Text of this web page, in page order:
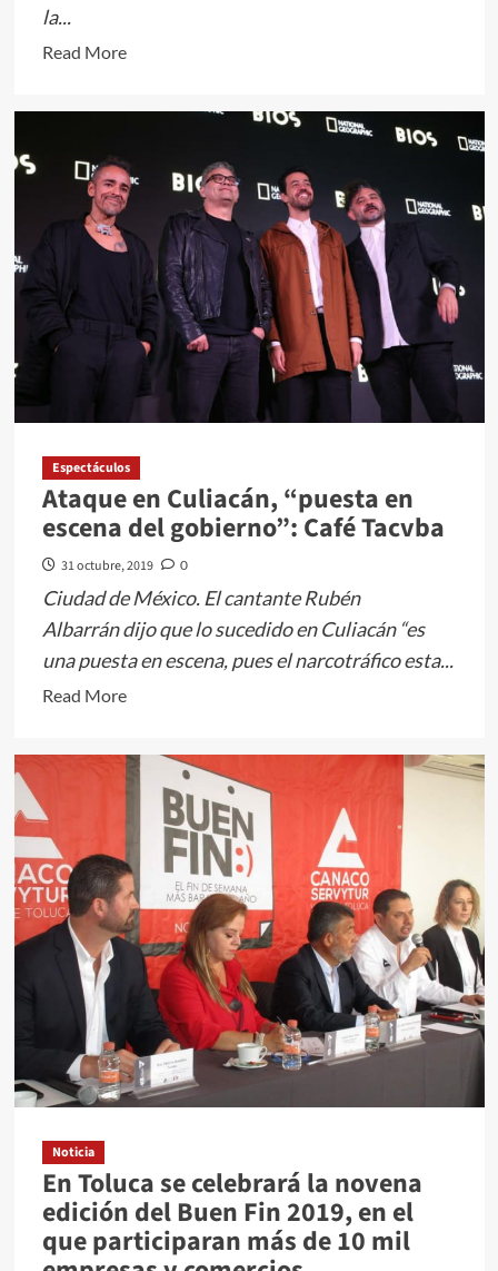
la...
Read MoreRead
about
Y
SANEAMIENTO
TOLUCA
REALIZA
LABORES
DE
LIMPIEZA
DESAZOLVE
TELESECUNDARIA
DE
SANTA
Espectáculos
Ataque en Culiacán, “puesta en
escena del gobierno”: Café Tacvba
31 octubre, 2019 0
Ciudad de México. El cantante Rubén
Albarrán dijo que lo sucedido en Culiacán “es
una puesta en escena, pues el narcotráfico esta...
Read MoreRead
about
Ataque
Culiacán,
“puesta
en
escena
del
gobierno”:
Café
Tacvba
Noticia
En Toluca se celebrará la novena
edición del Buen Fin 2019, en el
que participaran más de 10 mil